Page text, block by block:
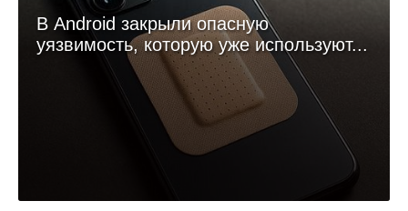
В Android закрыли опасную
уязвимость, которую уже используют...